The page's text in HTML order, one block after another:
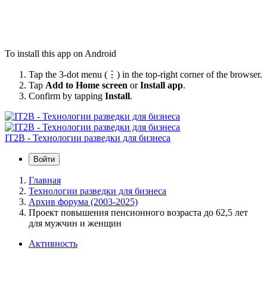
To install this app on Android
Tap the 3-dot menu (⋮) in the top-right corner of the browser.
Tap Add to Home screen orInstall app.
Confirm by tapping Install.
IT2B - Технологии разведки для бизнеса
Войти
Главная
Технологии разведки для бизнеса
Архив форума (2003-2025)
Проект повышения пенсионного возраста до 62,5 лет
для мужчин и женщин
Активность